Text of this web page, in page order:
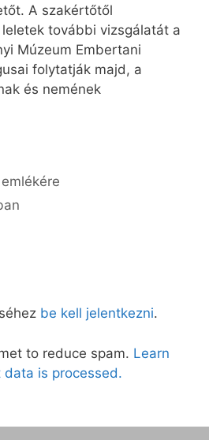
A szakértőtől
további vizsgálatát a
Múzeum Embertani
folytatják majd, a
és nemének
be kell jelentkezni.
to reduce spam. Learn
is processed.